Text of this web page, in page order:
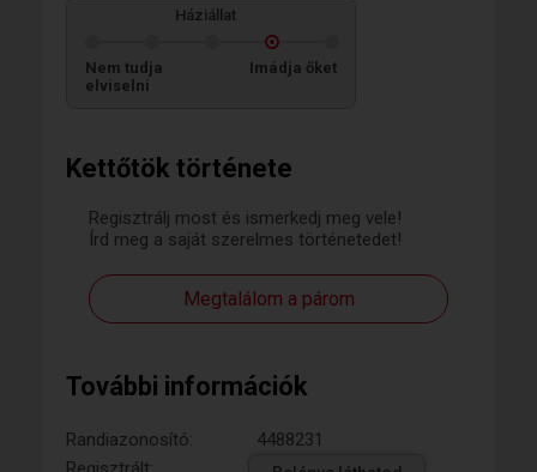
Kettőtök története
Regisztrálj most és ismerkedj meg vele!
Írd meg a saját szerelmes történetedet!
Megtalálom a párom
További információk
Randiazonosító:
4488231
Háziállat
Nem tudja
elviselni
Imádja őket